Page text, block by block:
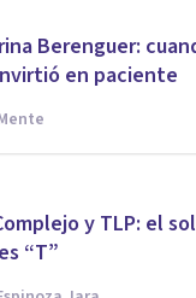
Berenguer:
en paciente
y TLP: el
“T”